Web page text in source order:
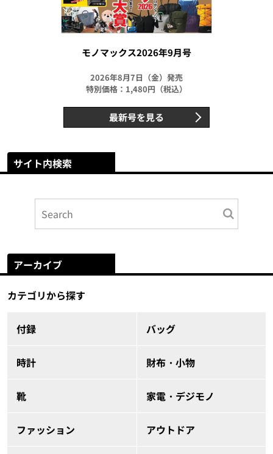
モノマックス2026年9月号
2026年8月7日（金）発売
特別価格：1,480円（税込）
最新号を見る
サイト内検索
アーカイブ
カテゴリから探す
付録 バッグ
時計 財布・小物
靴 家電・デジモノ
ファッション アウトドア